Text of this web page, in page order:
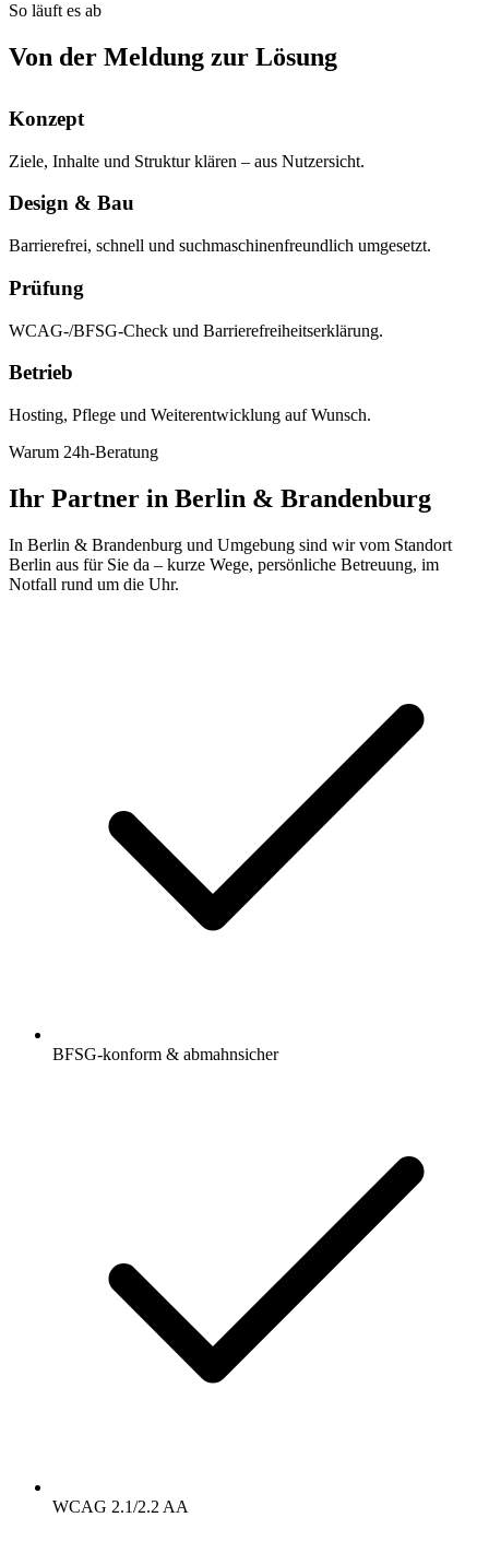
So läuft es ab
Von der Meldung zur Lösung
Konzept
Ziele, Inhalte und Struktur klären – aus Nutzersicht.
Design & Bau
Barrierefrei, schnell und suchmaschinenfreundlich umgesetzt.
Prüfung
WCAG-/BFSG-Check und Barrierefreiheitserklärung.
Betrieb
Hosting, Pflege und Weiterentwicklung auf Wunsch.
Warum 24h-Beratung
Ihr Partner in Berlin & Brandenburg
In Berlin & Brandenburg und Umgebung sind wir vom Standort
Berlin aus für Sie da – kurze Wege, persönliche Betreuung, im
Notfall rund um die Uhr.
BFSG-konform & abmahnsicher
WCAG 2.1/2.2 AA